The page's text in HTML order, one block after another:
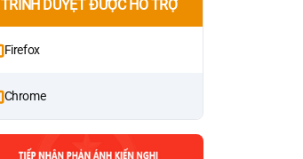
TRÌNH DUYỆT ĐƯỢC HỖ TRỢ
Firefox
Chrome